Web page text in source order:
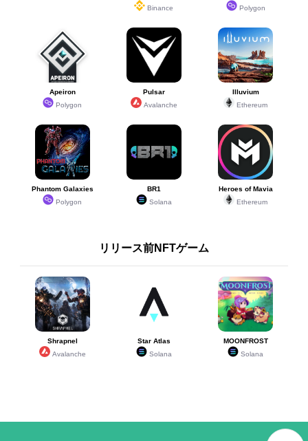
Binance
Polygon
Apeiron
Polygon
Pulsar
Avalanche
Illuvium
Ethereum
Phantom Galaxies
Polygon
BR1
Solana
Heroes of Mavia
Ethereum
リリース前NFTゲーム
Shrapnel
Avalanche
Star Atlas
Solana
MOONFROST
Solana